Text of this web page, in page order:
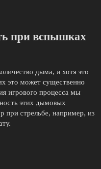
при вспышках
дыма, и хотя это
это может существенно
игрового процесса мы
этих дымовых
при стрельбе, например, из